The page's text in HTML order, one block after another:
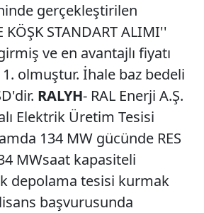
gerçekleştirilen
KÖŞK STANDART ALIMI''
ve en avantajlı fiyatı
olmuştur. İhale baz bedeli
RALYH- RAL Enerji A.Ş.
Elektrik Üretim Tesisi
134 MW gücünde RES
MWsaat kapasiteli
depolama tesisi kurmak
başvurusunda